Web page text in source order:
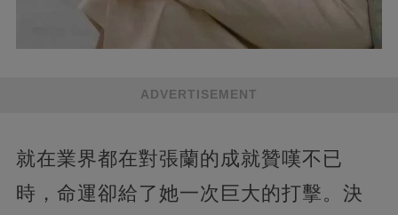
ADVERTISEMENT
就在業界都在對張蘭的成就贊嘆不已
時，命運卻給了她一次巨大的打擊。決